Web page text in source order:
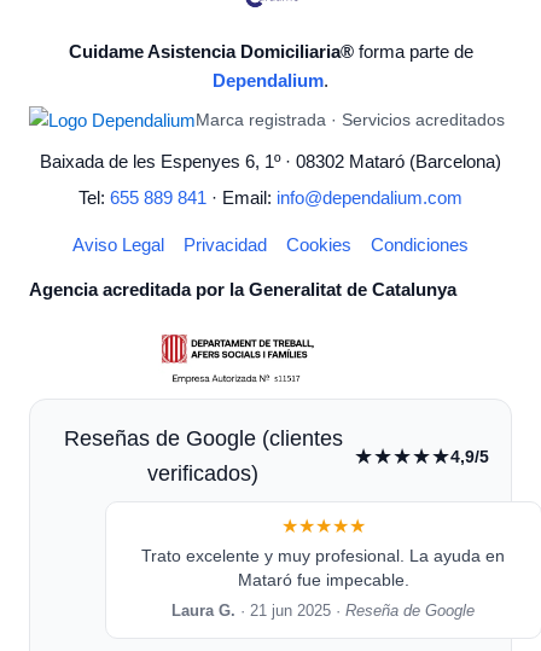
Cuidame Asistencia Domiciliaria®forma parte de
Dependalium.
Marca registrada · Servicios acreditados
Baixada de les Espenyes 6, 1º · 08302 Mataró (Barcelona)
Tel: 655 889 841 · Email: info@dependalium.com
Aviso Legal Privacidad Cookies Condiciones
Agencia acreditada por la Generalitat de Catalunya
Reseñas de Google (clientes
verificados)
★★★★★4,9/5
★★★★★
Trato excelente y muy profesional. La ayuda en
Mataró fue impecable.
Laura G. · 21 jun 2025 ·Reseña de Google